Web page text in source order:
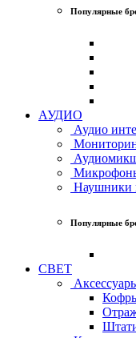
Популярные
АУДИО
Аудио
Наушники
Популярные
СВЕТ